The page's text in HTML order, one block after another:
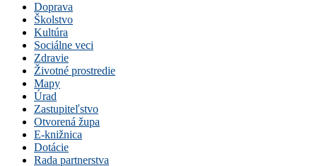
Doprava
Školstvo
Kultúra
Sociálne veci
Zdravie
Životné prostredie
Mapy
Úrad
Zastupiteľstvo
Otvorená župa
E-knižnica
Dotácie
Rada partnerstva